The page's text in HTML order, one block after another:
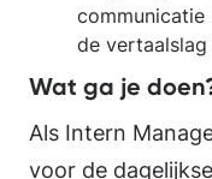
de vertaalslag
Wat ga je
Als Intern
voor de